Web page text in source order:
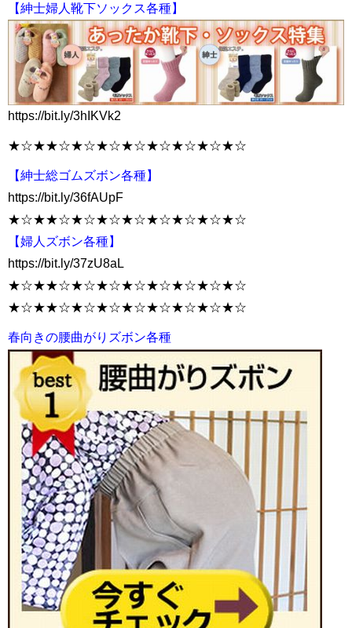
【紳士婦人靴下ソックス各種】
https://bit.ly/3hIKVk2
★☆★★☆★☆★☆★☆★☆★☆★☆★☆
【紳士総ゴムズボン各種】
https://bit.ly/36fAUpF
★☆★★☆★☆★☆★☆★☆★☆★☆★☆
【婦人ズボン各種】
https://bit.ly/37zU8aL
★☆★★☆★☆★☆★☆★☆★☆★☆★☆
★☆★★☆★☆★☆★☆★☆★☆★☆★☆
春向きの腰曲がりズボン各種